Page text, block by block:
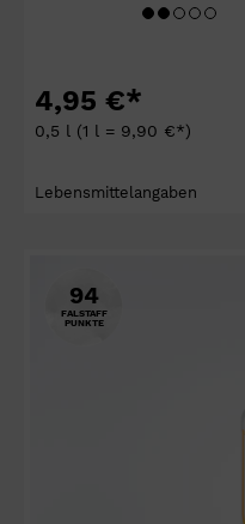
4,95 €*
0,5 l (1 l = 9,90 €*)
Lebensmittelangaben
94
FALSTAFF
PUNKTE